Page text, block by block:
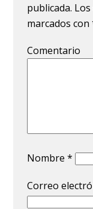
publicada.
marcados con
Comentario
Nombre*
Correo